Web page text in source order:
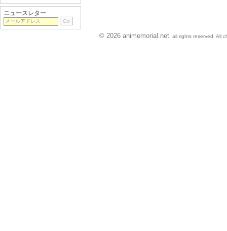
ニュースレター
© 2026 animemorial.net , all rights reserved. All